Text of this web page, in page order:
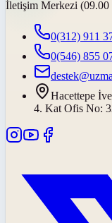
İletişim Merkezi (09.00
0(312) 911
0(546) 855
Hacettepe
4. Kat Ofis No: